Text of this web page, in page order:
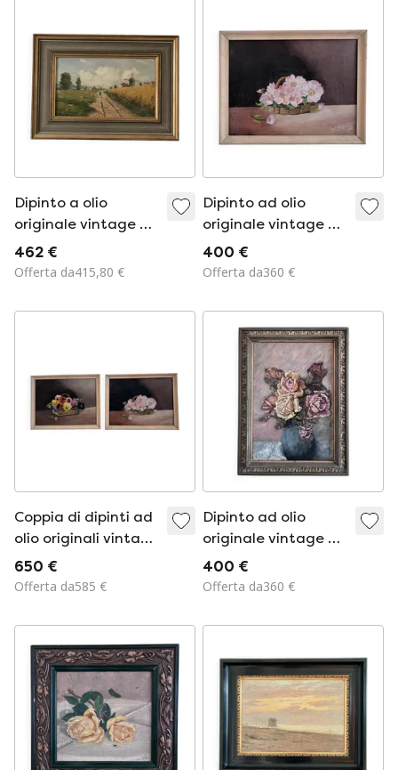
suo
Dipinto a olio
originale vintage di
un paesaggio rurale
con cottage: opera
incorniciata.
462 €
Offerta da415,80 €
Dipinto ad olio
originale vintage di
fiori, natura morta
floreale
400 €
Offerta da360 €
Coppia di dipinti ad
olio originali vintage
di fiori, natura
morta floreale
650 €
Offerta da585 €
Dipinto ad olio
originale vintage di
fiori, natura morta
floreale
400 €
Offerta da360 €